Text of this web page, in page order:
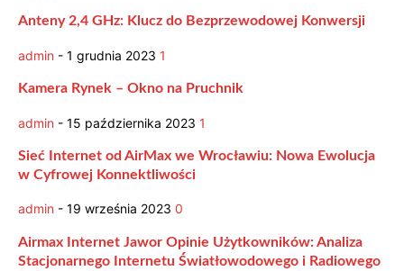
Anteny 2,4 GHz: Klucz do Bezprzewodowej Konwersji
admin - 1 grudnia 2023 1
Kamera Rynek – Okno na Pruchnik
admin - 15 października 2023 1
Sieć Internet od AirMax we Wrocławiu: Nowa Ewolucja
w Cyfrowej Konnektliwości
admin - 19 września 2023 0
Airmax Internet Jawor Opinie Użytkowników: Analiza
Stacjonarnego Internetu Światłowodowego i Radiowego